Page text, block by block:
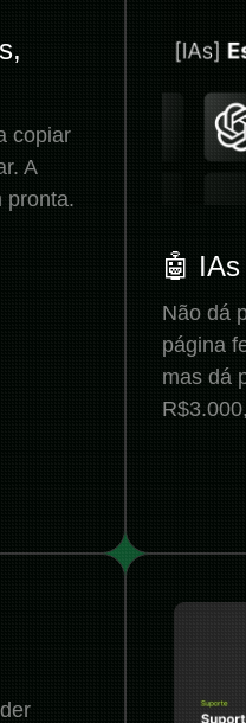
copiar
A
pronta.
🤖
Não dá
página
mas dá